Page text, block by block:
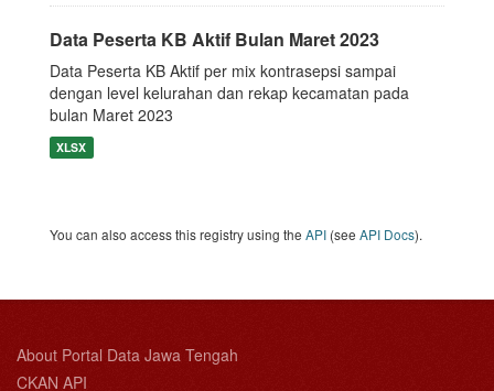
Data Peserta KB Aktif Bulan Maret 2023
Data Peserta KB Aktif per mix kontrasepsi sampai
dengan level kelurahan dan rekap kecamatan pada
bulan Maret 2023
XLSX
You can also access this registry using the API (see API Docs).
About Portal Data Jawa Tengah
CKAN API